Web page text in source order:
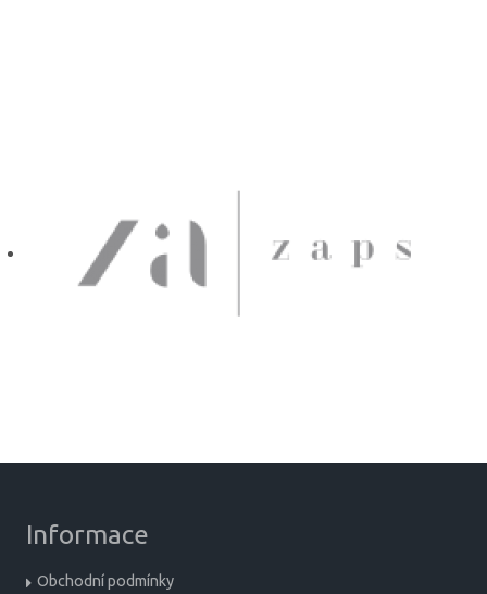
Informace
Obchodní podmínky